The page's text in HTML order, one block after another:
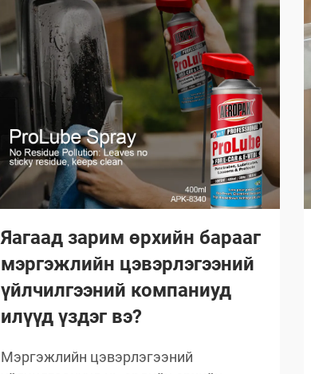
Яагаад зарим өрхийн барааг
мэргэжлийн цэвэрлэгээний
үйлчилгээний компаниуд
илүүд үздэг вэ?
Мэргэжлийн цэвэрлэгээний